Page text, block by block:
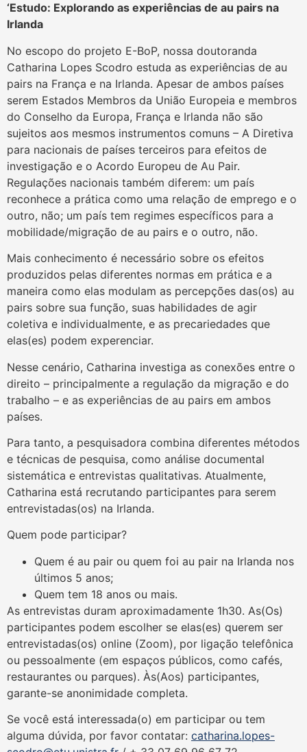
‘Estudo: Explorando as experiências de au pairs na
Irlanda
No escopo do projeto E-BoP, nossa doutoranda
Catharina Lopes Scodro estuda as experiências de au
pairs na França e na Irlanda. Apesar de ambos países
serem Estados Membros da União Europeia e membros
do Conselho da Europa, França e Irlanda não são
sujeitos aos mesmos instrumentos comuns – A Diretiva
para nacionais de países terceiros para efeitos de
investigação e o Acordo Europeu de Au Pair.
Regulações nacionais também diferem: um país
reconhece a prática como uma relação de emprego e o
outro, não; um país tem regimes específicos para a
mobilidade/migração de au pairs e o outro, não.
Mais conhecimento é necessário sobre os efeitos
produzidos pelas diferentes normas em prática e a
maneira como elas modulam as percepções das(os) au
pairs sobre sua função, suas habilidades de agir
coletiva e individualmente, e as precariedades que
elas(es) podem experenciar.
Nesse cenário, Catharina investiga as conexões entre o
direito – principalmente a regulação da migração e do
trabalho – e as experiências de au pairs em ambos
países.
Para tanto, a pesquisadora combina diferentes métodos
e técnicas de pesquisa, como análise documental
sistemática e entrevistas qualitativas. Atualmente,
Catharina está recrutando participantes para serem
entrevistadas(os) na Irlanda.
Quem pode participar?
Quem é au pair ou quem foi au pair na Irlanda nos
últimos 5 anos;
Quem tem 18 anos ou mais.
As entrevistas duram aproximadamente 1h30. As(Os)
participantes podem escolher se elas(es) querem ser
entrevistadas(os) online (Zoom), por ligação telefônica
ou pessoalmente (em espaços públicos, como cafés,
restaurantes ou parques). Às(Aos) participantes,
garante-se anonimidade completa.
Se você está interessada(o) em participar ou tem
alguma dúvida, por favor contatar: catharina.lopes-